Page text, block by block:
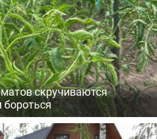
скручиваются
бороться